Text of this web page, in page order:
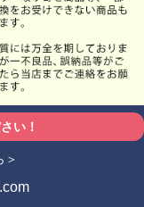
い！
＞